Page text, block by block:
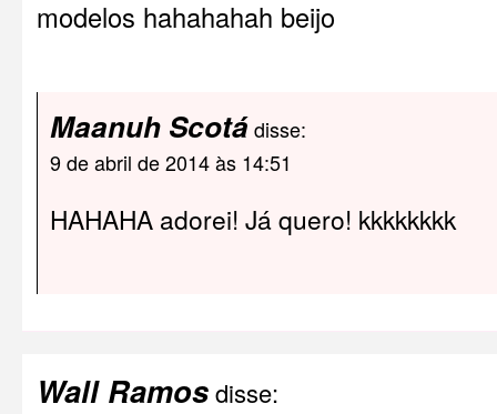
modelos hahahahah beijo
Maanuh Scotádisse:
9 de abril de 2014 às 14:51
HAHAHA adorei! Já quero! kkkkkkkk
Wall Ramosdisse: